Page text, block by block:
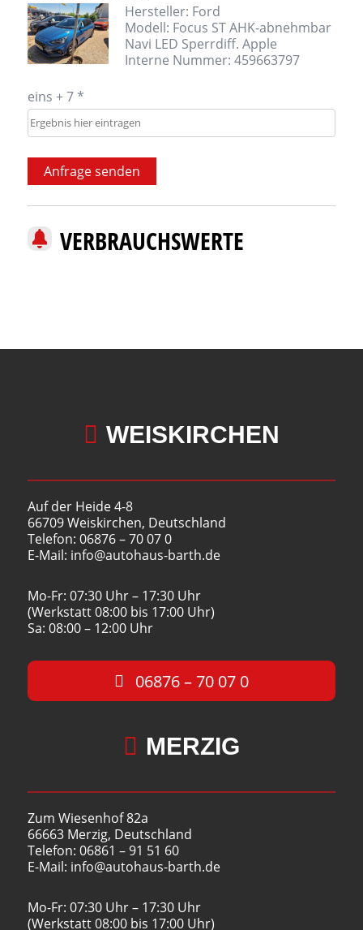
Hersteller: Ford
Modell: Focus ST AHK-abnehmbar
Navi LED Sperrdiff. Apple
Interne Nummer: 459663797
eins + 7 *
Anfrage senden
VERBRAUCHSWERTE
 WEISKIRCHEN
Auf der Heide 4-8
66709 Weiskirchen, Deutschland
Telefon: 06876 – 70 07 0
E-Mail: info@autohaus-barth.de
Mo-Fr: 07:30 Uhr – 17:30 Uhr
(Werkstatt 08:00 bis 17:00 Uhr)
Sa: 08:00 – 12:00 Uhr
06876 – 70 07 0
 MERZIG
Zum Wiesenhof 82a
66663 Merzig, Deutschland
Telefon: 06861 – 91 51 60
E-Mail: info@autohaus-barth.de
Mo-Fr: 07:30 Uhr – 17:30 Uhr
(Werkstatt 08:00 bis 17:00 Uhr)